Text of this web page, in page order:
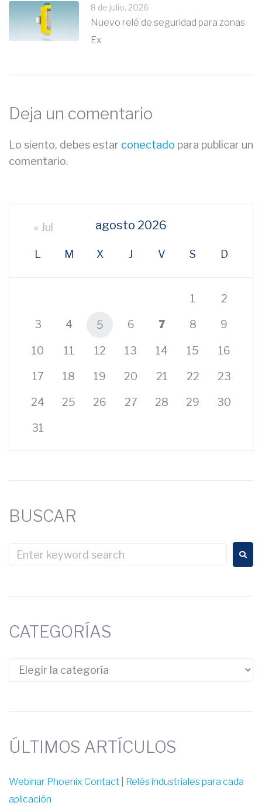
8 de julio, 2026
Nuevo relé de seguridad para zonas
Ex
Deja un comentario
Lo siento, debes estar conectado para publicar un
comentario.
agosto 2026
L M X J V S D
« Jul
1 2
3 4 5 6 7 8 9
10 11 12 13 14 15 16
17 18 19 20 21 22 23
24 25 26 27 28 29 30
31
BUSCAR
CATEGORÍAS
ÚLTIMOS ARTÍCULOS
Webinar Phoenix Contact | Relés industriales para cada
aplicación